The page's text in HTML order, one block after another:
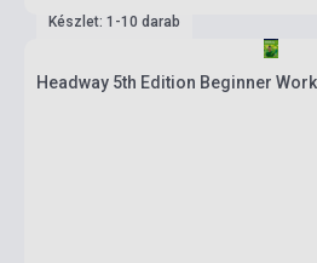
Készlet: 1-10 darab
Headway 5th Edition Beginner